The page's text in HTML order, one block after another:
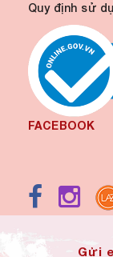
Quy định sử
FACEBOOK
Gửi